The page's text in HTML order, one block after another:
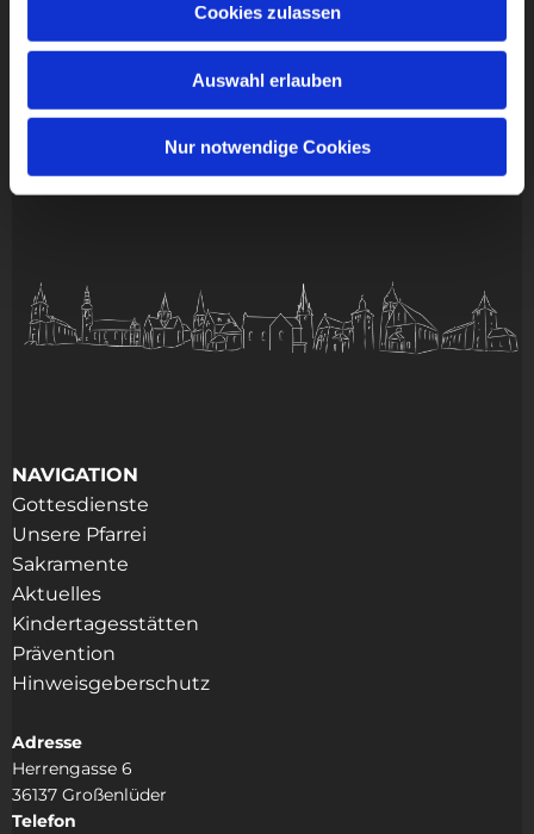
Cookies zulassen
Auswahl erlauben
Nur notwendige Cookies
NAVIGATION
Gottesdienste
Unsere Pfarrei
Sakramente
Aktuelles
Kindertagesstätten
Prävention
Hinweisgeberschutz
Adresse
Herrengasse 6
36137 Großenlüder
Telefon